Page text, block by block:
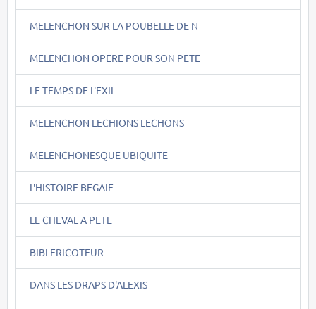
MELENCHON SUR LA POUBELLE DE N
MELENCHON OPERE POUR SON PETE
LE TEMPS DE L'EXIL
MELENCHON LECHIONS LECHONS
MELENCHONESQUE UBIQUITE
L'HISTOIRE BEGAIE
LE CHEVAL A PETE
BIBI FRICOTEUR
DANS LES DRAPS D'ALEXIS